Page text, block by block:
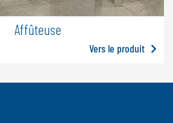
Affûteuse
Vers le produit